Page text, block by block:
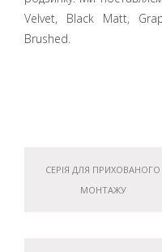
Velvet, Black Matt,
Brushed.
СЕРІЯ ДЛЯ ПРИХОВАНОГО
МОНТАЖУ